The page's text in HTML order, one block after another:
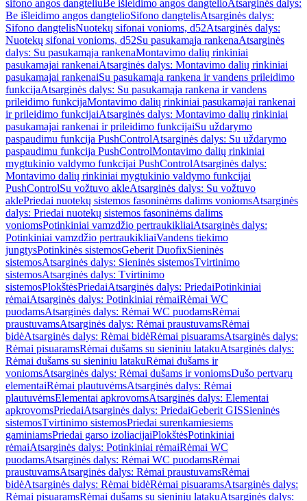
sifono angos dangteliuBe išleidimo angos dangtelioAtsarginės dalys:
Be išleidimo angos dangtelioSifono dangtelisAtsarginės dalys:
Sifono dangtelisNuotekų sifonai vonioms, d52Atsarginės dalys:
Nuotekų sifonai vonioms, d52Su pasukamąja rankenaAtsarginės
dalys: Su pasukamąja rankenaMontavimo dalių rinkiniai
pasukamajai rankenaiAtsarginės dalys: Montavimo dalių rinkiniai
pasukamajai rankenaiSu pasukamąja rankena ir vandens prileidimo
funkcijaAtsarginės dalys: Su pasukamąja rankena ir vandens
prileidimo funkcijaMontavimo dalių rinkiniai pasukamajai rankenai
ir prileidimo funkcijaiAtsarginės dalys: Montavimo dalių rinkiniai
pasukamajai rankenai ir prileidimo funkcijaiSu uždarymo
paspaudimu funkcija PushControlAtsarginės dalys: Su uždarymo
paspaudimu funkcija PushControlMontavimo dalių rinkiniai
mygtukinio valdymo funkcijai PushControlAtsarginės dalys:
Montavimo dalių rinkiniai mygtukinio valdymo funkcijai
PushControlSu vožtuvo akleAtsarginės dalys: Su vožtuvo
aklePriedai nuotekų sistemos fasoninėms dalims voniomsAtsarginės
dalys: Priedai nuotekų sistemos fasoninėms dalims
voniomsPotinkiniai vamzdžio pertraukikliaiAtsarginės dalys:
Potinkiniai vamzdžio pertraukikliaiVandens tiekimo
jungtysPotinkinės sistemosGeberit DuofixSieninės
sistemosAtsarginės dalys: Sieninės sistemosTvirtinimo
sistemosAtsarginės dalys: Tvirtinimo
sistemosPlokštėsPriedaiAtsarginės dalys: PriedaiPotinkiniai
rėmaiAtsarginės dalys: Potinkiniai rėmaiRėmai WC
puodamsAtsarginės dalys: Rėmai WC puodamsRėmai
praustuvamsAtsarginės dalys: Rėmai praustuvamsRėmai
bidėAtsarginės dalys: Rėmai bidėRėmai pisuaramsAtsarginės dalys:
Rėmai pisuaramsRėmai dušams su sieniniu latakuAtsarginės dalys:
Rėmai dušams su sieniniu latakuRėmai dušams ir
voniomsAtsarginės dalys: Rėmai dušams ir voniomsDušo pertvarų
elementaiRėmai plautuvėmsAtsarginės dalys: Rėmai
plautuvėmsElementai apkrovomsAtsarginės dalys: Elementai
apkrovomsPriedaiAtsarginės dalys: PriedaiGeberit GISSieninės
sistemosTvirtinimo sistemosPriedai surenkamiesiems
gaminiamsPriedai garso izoliacijaiPlokštėsPotinkiniai
rėmaiAtsarginės dalys: Potinkiniai rėmaiRėmai WC
puodamsAtsarginės dalys: Rėmai WC puodamsRėmai
praustuvamsAtsarginės dalys: Rėmai praustuvamsRėmai
bidėAtsarginės dalys: Rėmai bidėRėmai pisuaramsAtsarginės dalys:
Rėmai pisuaramsRėmai dušams su sieniniu latakuAtsarginės dalys: